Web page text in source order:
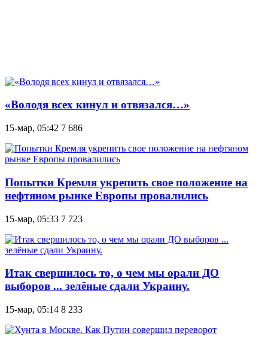
«Володя всех кинул и отвязался…»
15-мар, 05:42 7 686
Попытки Кремля укрепить свое положение на
нефтяном рынке Европы провалились
15-мар, 05:33 7 723
Итак свершилось то, о чем мы орали ДО
выборов ... зелёные сдали Украину.
15-мар, 05:14 8 233